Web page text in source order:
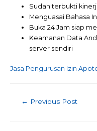
Sudah terbukti
Menguasai Bahasa
Buka 24 Jam siap
Keamanan Data
server sendiri
Jasa Pengurusan Izin
Post
← Previous Post